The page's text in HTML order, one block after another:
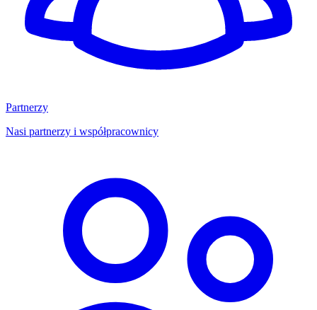
Partnerzy
Nasi partnerzy i współpracownicy